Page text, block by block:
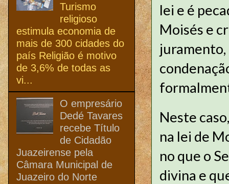
lei e é
Moisés e
juramento,
Neste
na lei de
no que o
divina e
Turismo
religioso
estimula economia de
mais de 300 cidades do
país Religião é motivo
de 3,6% de todas as
vi...
O empresário
Dedé Tavares
recebe Título
de Cidadão
Juazeirense pela
Câmara Municipal de
Juazeiro do Norte